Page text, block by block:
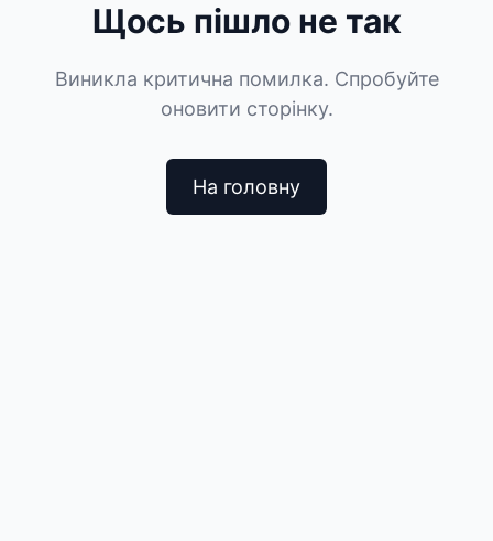
Щось пішло не так
Виникла критична помилка. Спробуйте
оновити сторінку.
На головну